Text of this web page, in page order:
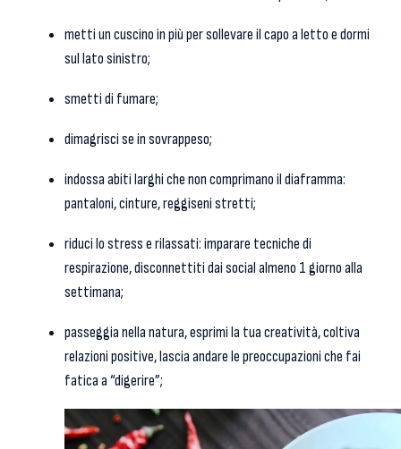
metti un cuscino in più per sollevare il capo a letto e dormi
sul lato sinistro;
smetti di fumare;
dimagrisci se in sovrappeso;
indossa abiti larghi che non comprimano il diaframma:
pantaloni, cinture, reggiseni stretti;
riduci lo stress e rilassati: imparare tecniche di
respirazione, disconnettiti dai social almeno 1 giorno alla
settimana;
passeggia nella natura, esprimi la tua creatività, coltiva
relazioni positive, lascia andare le preoccupazioni che fai
fatica a “digerire”;